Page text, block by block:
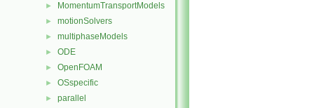
► MomentumTransportModels
► motionSolvers
► multiphaseModels
► ODE
► OpenFOAM
► OSspecific
► parallel